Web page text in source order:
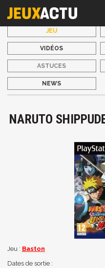
JEU
VIDÉOS
ASTUCES
NEWS
NARUTO
Jeu : Baston
Dates de sortie :